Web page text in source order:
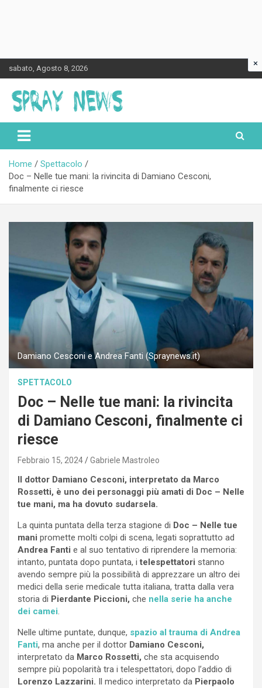
to
content
sabato, Agosto 8, 2026
Spraynews.it
Home
Spettacolo
Doc – Nelle tue mani: la rivincita di Damiano Cesconi,
finalmente ci riesce
Damiano Cesconi e Andrea Fanti (Spraynews.it)
SPETTACOLO
Doc – Nelle tue mani: la rivincita
di Damiano Cesconi, finalmente ci
riesce
Febbraio 15, 2024 Gabriele Mastroleo
Il dottor Damiano Cesconi, interpretato da Marco
Rossetti, è uno dei personaggi più amati di Doc – Nelle
tue mani, ma ha dovuto sudarsela.
La quinta puntata della terza stagione di Doc – Nelle tue
mani promette molti colpi di scena, legati soprattutto ad
Andrea Fanti e al suo tentativo di riprendere la memoria:
intanto, puntata dopo puntata, itelespettatori stanno
avendo sempre più la possibilità di apprezzare un altro dei
medici della serie medicale tutta italiana, tratta dalla vera
storia di Pierdante Piccioni, che nella serie ha anche
dei camei.
Nelle ultime puntate, dunque, spazio al trauma di Andrea
Fanti, ma anche per il dottor Damiano Cesconi,
interpretato da Marco Rossetti, che sta acquisendo
sempre più popolarità tra i telespettatori, dopo l’addio di
Lorenzo Lazzarini. Il medico interpretato da Pierpaolo
×